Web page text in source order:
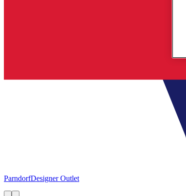
ParndorfDesigner Outlet